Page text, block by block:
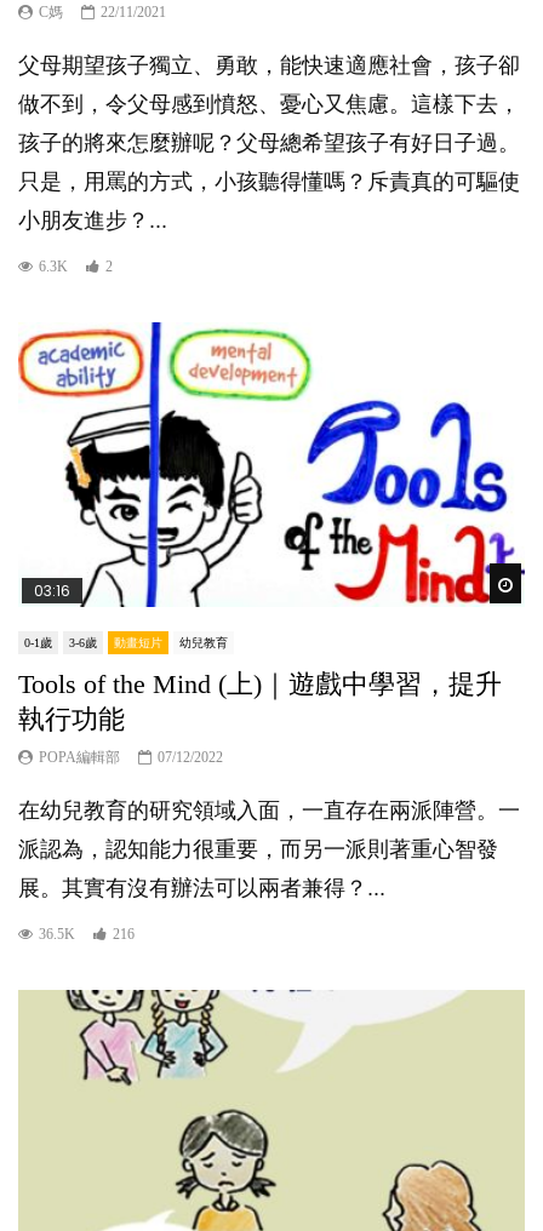
C媽 22/11/2021
父母期望孩子獨立、勇敢，能快速適應社會，孩子卻
做不到，令父母感到憤怒、憂心又焦慮。這樣下去，
孩子的將來怎麼辦呢？父母總希望孩子有好日子過。
只是，用罵的方式，小孩聽得懂嗎？斥責真的可驅使
小朋友進步？...
6.3K 2
03:16
0-1歲 3-6歲 動畫短片 幼兒教育
Tools of the Mind (上)｜遊戲中學習，提升
執行功能
POPA編輯部 07/12/2022
在幼兒教育的研究領域入面，一直存在兩派陣營。一
派認為，認知能力很重要，而另一派則著重心智發
展。其實有沒有辦法可以兩者兼得？...
36.5K 216